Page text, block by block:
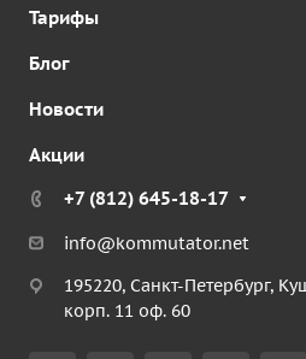
Тарифы
Блог
Новости
Акции
+7 (812) 645-18-17
info@kommutator.net
195220, Санкт-Петербург,
корп. 11 оф. 60